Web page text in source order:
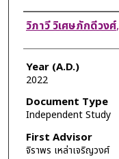
Author
วิภาวี วิเศษภักดีวงศ์,
Year (A.D.)
2022
Document Type
Independent Study
First Advisor
จิราพร เหล่าเจริญวงศ์